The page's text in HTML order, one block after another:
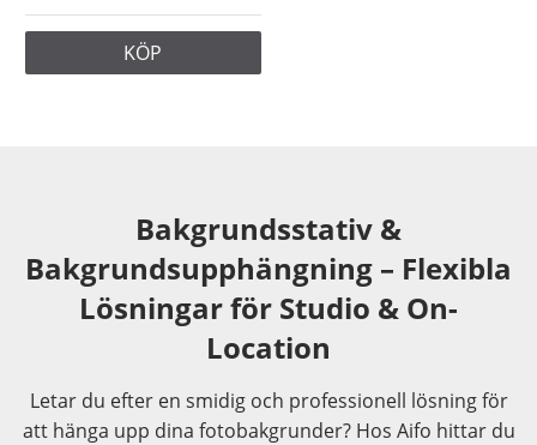
KÖP
Bakgrundsstativ &
Bakgrundsupphängning – Flexibla
Lösningar för Studio & On-
Location
Letar du efter en smidig och professionell lösning för
att hänga upp dina fotobakgrunder? Hos Aifo hittar du